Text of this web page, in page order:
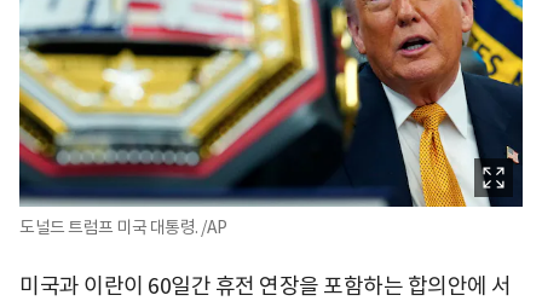
도널드 트럼프 미국 대통령. /AP
미국과 이란이 60일간 휴전 연장을 포함하는 합의안에 서